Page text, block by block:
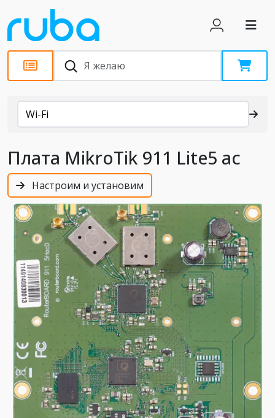
Каталог
Wi-Fi
Плата MikroTik 911 Lite5 ac
Настроим и установим